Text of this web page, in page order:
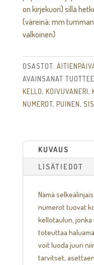
on kirjekuori) sillä
(väreinä; mm
valkoinen)
OSASTOT:
AVAINSANAT
KELLO, KOIVUVANERI ,
NUMEROT, PUINEN,
KUVAUS
LISÄTIEDOT
Nämä
numerot tuovat
kellotaulun,
toteuttaa
voit luoda juuri
tarvitset,